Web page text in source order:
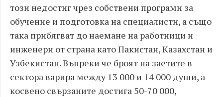
този недостиг чрез собствени програми за
обучение и подготовка на специалисти, а също
така прибягват до наемане на работници и
инженери от страна като Пакистан, Казахстан и
Узбекистан. Въпреки че броят на заетите в
сектора варира между 13 000 и 14 000 души, а
косвено свързаните достига 50-70 000,